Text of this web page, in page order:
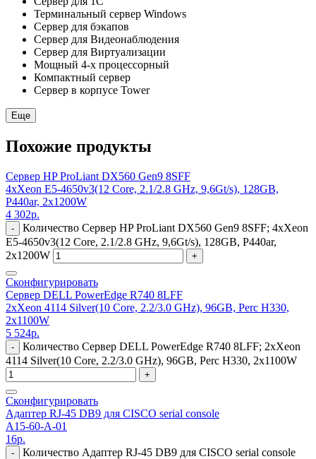
Терминальный сервер Windows
Сервер для бэкапов
Сервер для Видеонаблюдения
Сервер для Виртуализации
Мощный 4-х процессорный
Компактный сервер
Сервер в корпусе Tower
Еще
Похожие продукты
Сервер HP ProLiant DX560 Gen9 8SFF
4xXeon E5-4650v3(12 Core, 2.1/2.8 GHz, 9,6Gt/s), 128GB,
P440ar, 2x1200W
4 302р.
-
Количество Сервер HP ProLiant DX560 Gen9 8SFF; 4xXeon
E5-4650v3(12 Core, 2.1/2.8 GHz, 9,6Gt/s), 128GB, P440ar,
2x1200W
+
Сконфигурировать
Сервер DELL PowerEdge R740 8LFF
2xXeon 4114 Silver(10 Core, 2.2/3.0 GHz), 96GB, Perc H330,
2x1100W
5 524р.
-
Количество Сервер DELL PowerEdge R740 8LFF; 2xXeon
4114 Silver(10 Core, 2.2/3.0 GHz), 96GB, Perc H330, 2x1100W
+
Сконфигурировать
Адаптер RJ-45 DB9 для CISCO serial console
A15-60-A-01
16р.
- Количество Адаптер RJ-45 DB9 для CISCO serial console